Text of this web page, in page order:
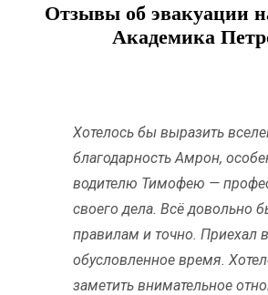
Отзывы об эвакуации
Академика
Хотелось бы выразить
благодарность Амрон,
водителю Тимофею —
своего дела. Всё довольно
правилам и точно. Приехал в
обусловленное время.
заметить внимательное